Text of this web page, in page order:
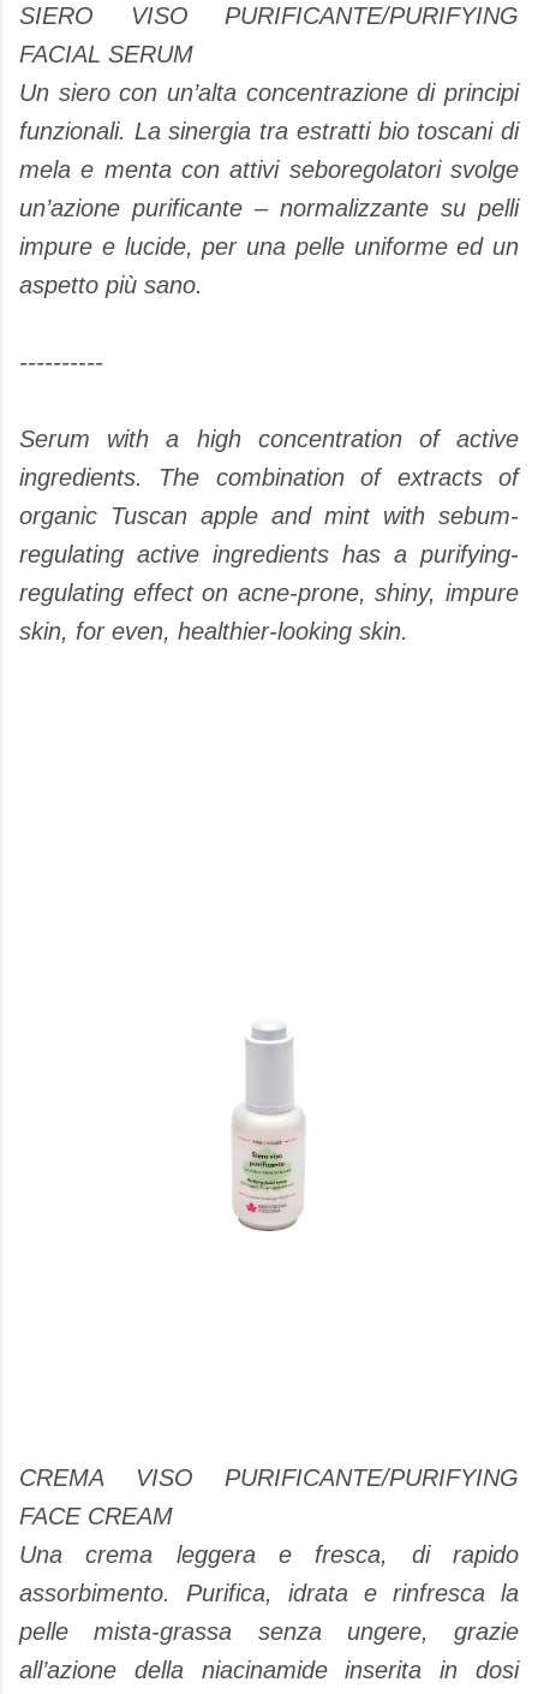
SIERO VISO PURIFICANTE/PURIFYING
FACIAL SERUM
Un siero con un’alta concentrazione di principi
funzionali. La sinergia tra estratti bio toscani di
mela e menta con attivi seboregolatori svolge
un’azione purificante – normalizzante su pelli
impure e lucide, per una pelle uniforme ed un
aspetto più sano.
----------
Serum with a high concentration of active
ingredients. The combination of extracts of
organic Tuscan apple and mint with sebum-
regulating active ingredients has a purifying-
regulating effect on acne-prone, shiny, impure
skin, for even, healthier-looking skin.
CREMA VISO PURIFICANTE/PURIFYING
FACE CREAM
Una crema leggera e fresca, di rapido
assorbimento. Purifica, idrata e rinfresca la
pelle mista-grassa senza ungere, grazie
all’azione della niacinamide inserita in dosi